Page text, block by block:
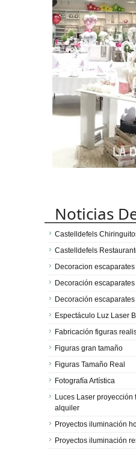
Noticias
Castelldefels
Castelldefels
Decoracion escaparates
Decoración
Decoración
Espectáculo Luz Laser
Fabricación figuras
Figuras gran tamaño
Figuras Tamaño Real
Fotografía Artística
Luces Laser
alquiler
Proyectos iluminación
Proyectos iluminación